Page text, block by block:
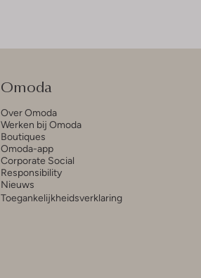
Omoda
Over Omoda
Werken bij Omoda
Boutiques
Omoda-app
Corporate Social
Responsibility
Nieuws
Toegankelijkheidsverklaring